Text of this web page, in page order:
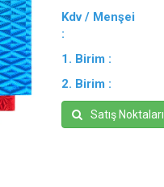
Kdv / Menşei
:
1. Birim :
2. Birim :
Satış Noktaları